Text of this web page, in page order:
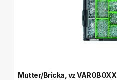
Mutter/Bricka, vz VAROBOXX